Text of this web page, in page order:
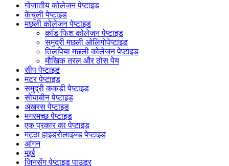
गोजातीय कोलेजन पेप्टाइड
केंचुली पेप्टाइड
मछली कोलेजन पेप्टाइड
कॉड फिश कोलेजन पेप्टाइड
समुद्री मछली ओलिगोपेप्टाइड
तिलपिया मछली कोलेजन पेप्टाइड
मौखिक तरल और ठोस पेय
सीप पेप्टाइड
मटर पेप्टाइड
समुद्री ककड़ी पेप्टाइड
सोयाबीन पेप्टाइड
अखरस पेप्टाइड
मगरमच्छ पेप्टाइड
एक प्रकार का पेप्टाइड
मट्ठा हाइड्रोलाइज्ड पेप्टाइड
आंगन
मूर्ख
जिनसेंग पेप्टाइड पाउडर